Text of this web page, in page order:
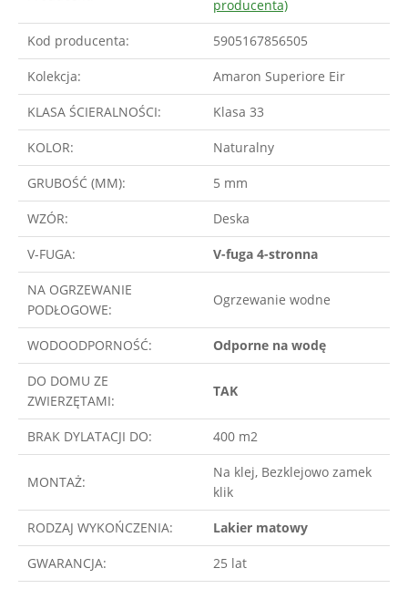
producenta)
Kod producenta: 5905167856505
Kolekcja: Amaron Superiore Eir
KLASA ŚCIERALNOŚCI: Klasa 33
KOLOR: Naturalny
GRUBOŚĆ (MM): 5 mm
WZÓR: Deska
V-FUGA: V-fuga 4-stronna
NA OGRZEWANIE
PODŁOGOWE:
Ogrzewanie wodne
WODOODPORNOŚĆ: Odporne na wodę
DO DOMU ZE
ZWIERZĘTAMI:
TAK
BRAK DYLATACJI DO: 400 m2
MONTAŻ:
Na klej, Bezklejowo zamek
klik
RODZAJ WYKOŃCZENIA: Lakier matowy
GWARANCJA: 25 lat